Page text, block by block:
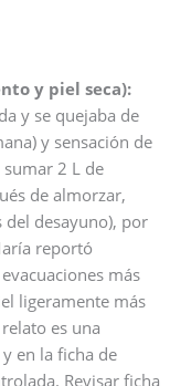
y piel seca):
y se quejaba de
y sensación de
2 L de
de almorzar,
del desayuno), por
reportó
más
ligeramente más
es una
en la ficha de
Revisar ficha